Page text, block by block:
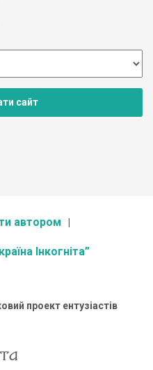
сайт
автором
Інкогніта”
проект ентузіастів